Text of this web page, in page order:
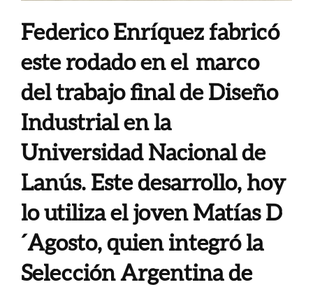
Federico Enríquez fabricó
este rodado en el marco
del trabajo final de Diseño
Industrial en la
Universidad Nacional de
Lanús. Este desarrollo, hoy
lo utiliza el joven Matías D
´Agosto, quien integró la
Selección Argentina de